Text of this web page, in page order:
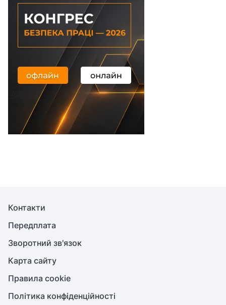
Контакти
Передплата
Зворотний зв'язок
Карта сайту
Правила cookie
Політика конфіденційності